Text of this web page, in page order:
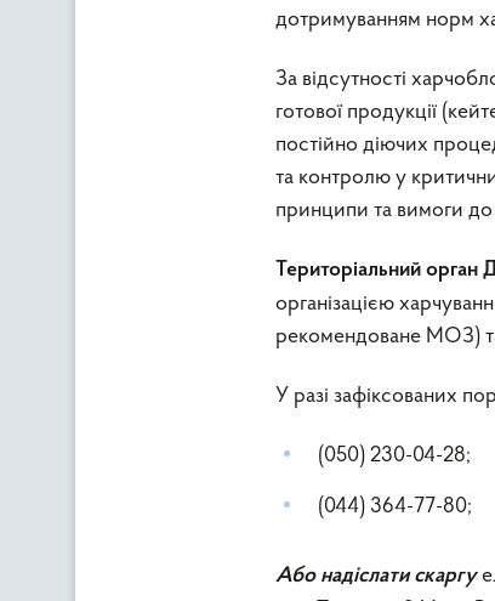
дотримуванням норм
За відсутності
готової продукції
постійно діючих
та контролю у
принципи та вимоги до
Територіальний
організацією
рекомендоване МОЗ)
У разі зафіксованих
(050) 230-04-28;
(044) 364-77-80;
Або надіслати скаргу